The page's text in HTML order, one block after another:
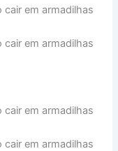
cair em armadilhas
cair em armadilhas
cair em armadilhas
cair em armadilhas